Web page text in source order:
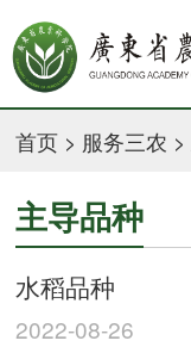
首页 > 服务三农 >
主导品种
水稻品种
2022-08-26